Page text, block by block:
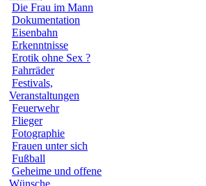
Die Frau im Mann
Dokumentation
Eisenbahn
Erkenntnisse
Erotik ohne Sex ?
Fahrräder
Festivals,
Veranstaltungen
Feuerwehr
Flieger
Fotographie
Frauen unter sich
Fußball
Geheime und offene
Wünsche